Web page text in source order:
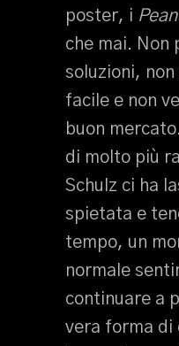
poster, i
che mai. Non
soluzioni,
facile e non
buon
di molto più
Schulz ci ha
spietata e
tempo, un
normale
continuare a
vera forma di